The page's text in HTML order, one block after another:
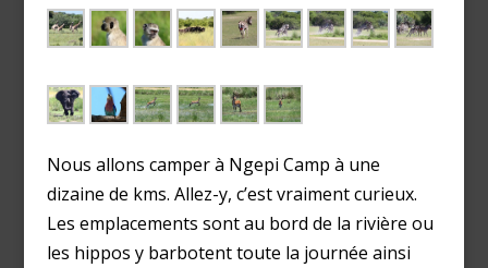
Nous allons camper à Ngepi Camp à une
dizaine de kms. Allez-y, c’est vraiment curieux.
Les emplacements sont au bord de la rivière ou
les hippos y barbotent toute la journée ainsi